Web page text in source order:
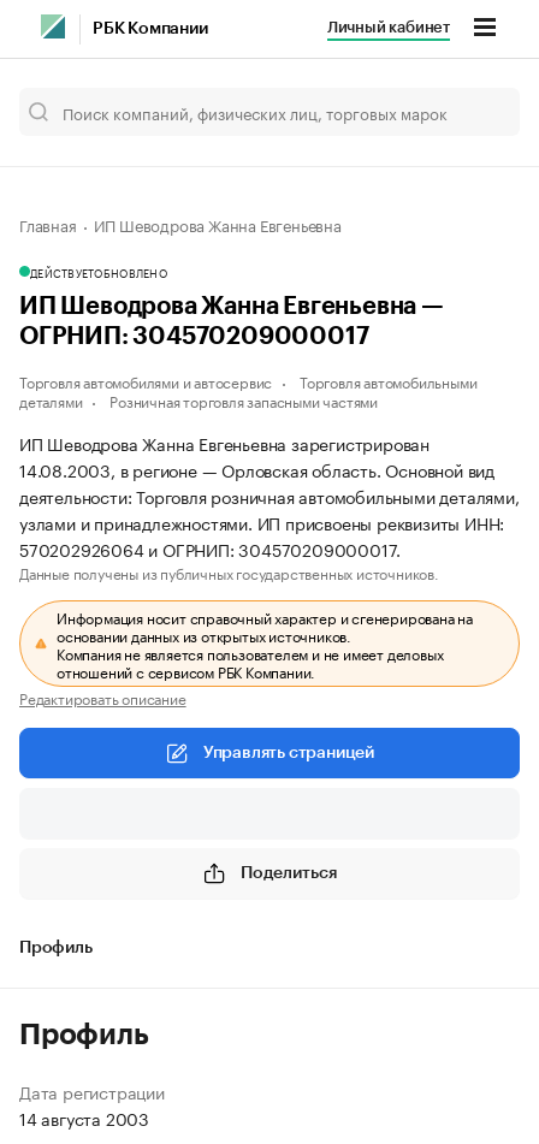
РБК Компании Личный кабинет
Главная ИП Шеводрова Жанна Евгеньевна
ДЕЙСТВУЕТОБНОВЛЕНО
ИП Шеводрова Жанна Евгеньевна —
ОГРНИП: 304570209000017
Торговля автомобилями и автосервис
Торговля автомобильными
деталями
Розничная торговля запасными частями
ИП Шеводрова Жанна Евгеньевна зарегистрирован
14.08.2003, в регионе — Орловская область. Основной вид
деятельности: Торговля розничная автомобильными деталями,
узлами и принадлежностями. ИП присвоены реквизиты ИНН:
570202926064 и ОГРНИП: 304570209000017.
Данные получены из публичных государственных источников.
Информация носит справочный характер и сгенерирована на
основании данных из открытых источников.
Компания не является пользователем и не имеет деловых
отношений с сервисом РБК Компании.
Редактировать описание
Управлять страницей
Поделиться
Профиль
Профиль
Дата регистрации
14 августа 2003